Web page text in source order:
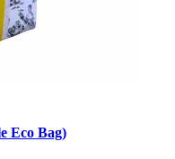
Eco Bag)